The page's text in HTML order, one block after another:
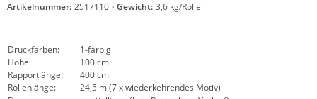
Artikelnummer: 2517110 · Gewicht: 3,6 kg/Rolle
Druckfarben:
1-farbig
Höhe:
100 cm
Rapportlänge:
400 cm
Rollenlänge:
24,5 m (7 x wiederkehrendes Motiv)